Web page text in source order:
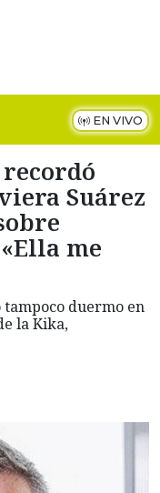
EN VIVO
Suárez
me
tampoco duermo en
la Kika,